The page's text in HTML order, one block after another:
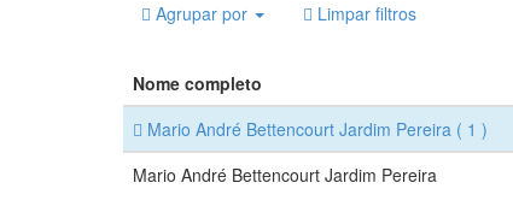
Agrupar por Limpar filtros
Nome completo
Mario André Bettencourt Jardim Pereira ( 1 )
Mario André Bettencourt Jardim Pereira